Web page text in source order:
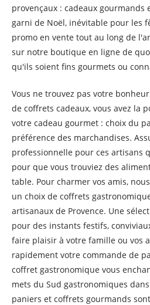
provençaux : cadeaux gourmands
garni de Noël, inévitable pour les
promo en vente tout au long de
sur notre boutique en ligne de
qu'ils soient fins gourmets ou
Vous ne trouvez pas votre
de coffrets cadeaux, vous avez la
votre cadeau gourmet : choix du
préférence des marchandises.
professionnelle pour ces artisans
pour que vous trouviez des
table. Pour charmer vos amis,
un choix de coffrets
artisanaux de Provence. Une
pour des instants festifs,
faire plaisir à votre famille ou vos
rapidement votre commande de
coffret gastronomique vous
mets du Sud gastronomiques
paniers et coffrets gourmands